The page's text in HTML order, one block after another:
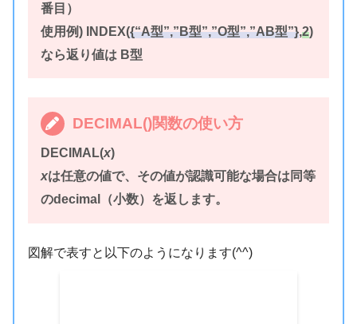
番目）
使用例) INDEX({“A型”,”B型”,”O型”,”AB型”},2)
なら返り値は B型
DECIMAL()関数の使い方
DECIMAL(x)
xは任意の値で、その値が認識可能な場合は同等
のdecimal（小数）を返します。
図解で表すと以下のようになります(^^)